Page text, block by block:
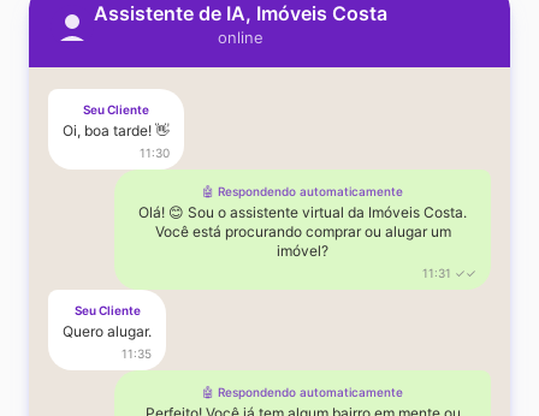
Assistente de IA, Imóveis Costa
online
Seu Cliente
Oi, boa tarde! 👋
11:30
🤖 Respondendo automaticamente
Olá! 😊 Sou o assistente virtual da Imóveis Costa.
Você está procurando comprar ou alugar um
imóvel?
11:31 ✓✓
Seu Cliente
Quero alugar.
11:35
🤖 Respondendo automaticamente